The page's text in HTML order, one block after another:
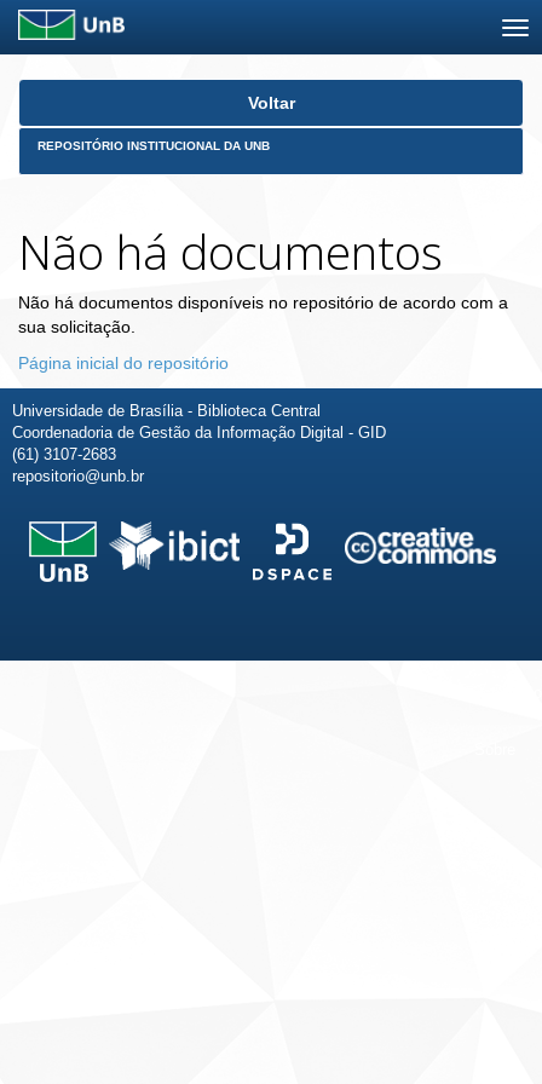
Skip
Voltar
REPOSITÓRIO INSTITUCIONAL DA UNB
Não há documentos
Não há documentos disponíveis no repositório de acordo com a
sua solicitação.
Página inicial do repositório
Universidade de Brasília - Biblioteca Central
Coordenadoria de Gestão da Informação Digital - GID
(61) 3107-2683
repositorio@unb.br